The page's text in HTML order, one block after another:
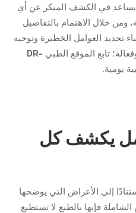
في الكشف المبكر عن أي
خلال الاهتمام بالتفاصيل
تحديد العوامل الخطيرة وتوجيه
تابع الموقع الطبي DR-
يومية.
يكشف كل
إلى الأعراض التي يوضحها
فإنها بالطبع لا تستطيع